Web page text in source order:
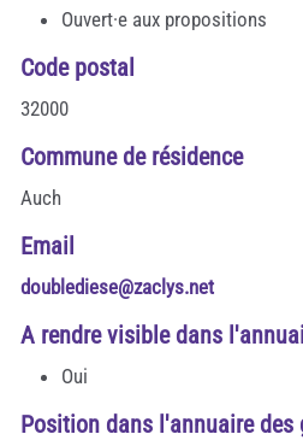
Ouvert·e aux propositions
Code postal
32000
Commune de résidence
Auch
Email
doublediese@zaclys.net
A rendre visible dans
Oui
Position dans l'annuaire des